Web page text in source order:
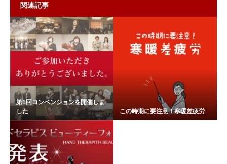
関連記事
第1回コンベンションを開催しま
した
この時期に要注意！寒暖差疲労